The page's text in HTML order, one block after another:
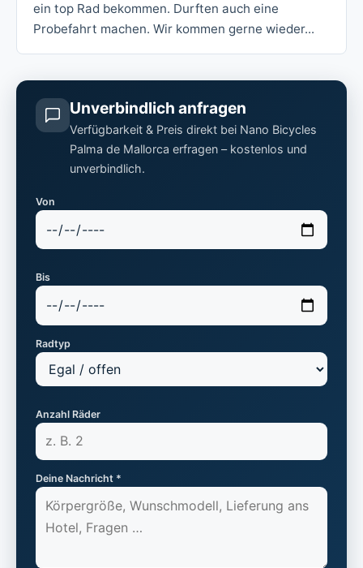
ein top Rad bekommen. Durften auch eine
Probefahrt machen. Wir kommen gerne wieder...
Unverbindlich anfragen
Verfügbarkeit & Preis direkt bei Nano Bicycles
Palma de Mallorca erfragen – kostenlos und
unverbindlich.
Von
Bis
Radtyp
Anzahl Räder
Deine Nachricht *